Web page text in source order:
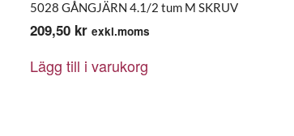
5028 GÅNGJÄRN 4.1/2 tum M SKRUV
209,50 kr exkl.moms
Lägg till i varukorg